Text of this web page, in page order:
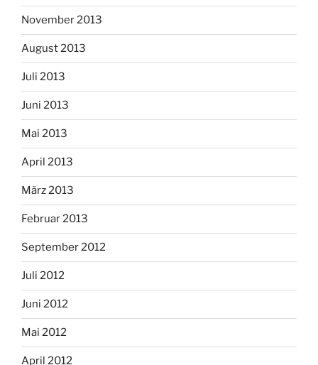
November 2013
August 2013
Juli 2013
Juni 2013
Mai 2013
April 2013
März 2013
Februar 2013
September 2012
Juli 2012
Juni 2012
Mai 2012
April 2012